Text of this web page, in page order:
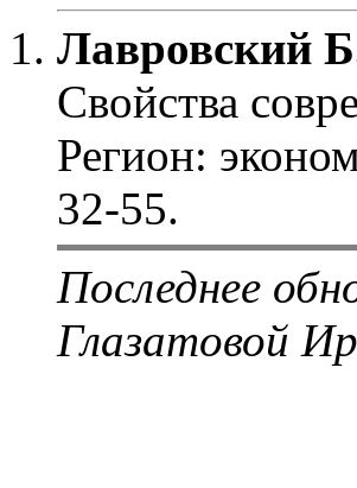
Лавровский
Свойства
Регион:
32-55.
Последнее
Глазатовой